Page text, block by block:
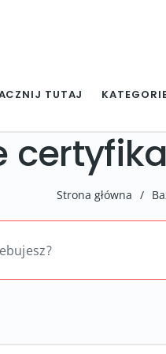
TUTAJ
Strona główna /